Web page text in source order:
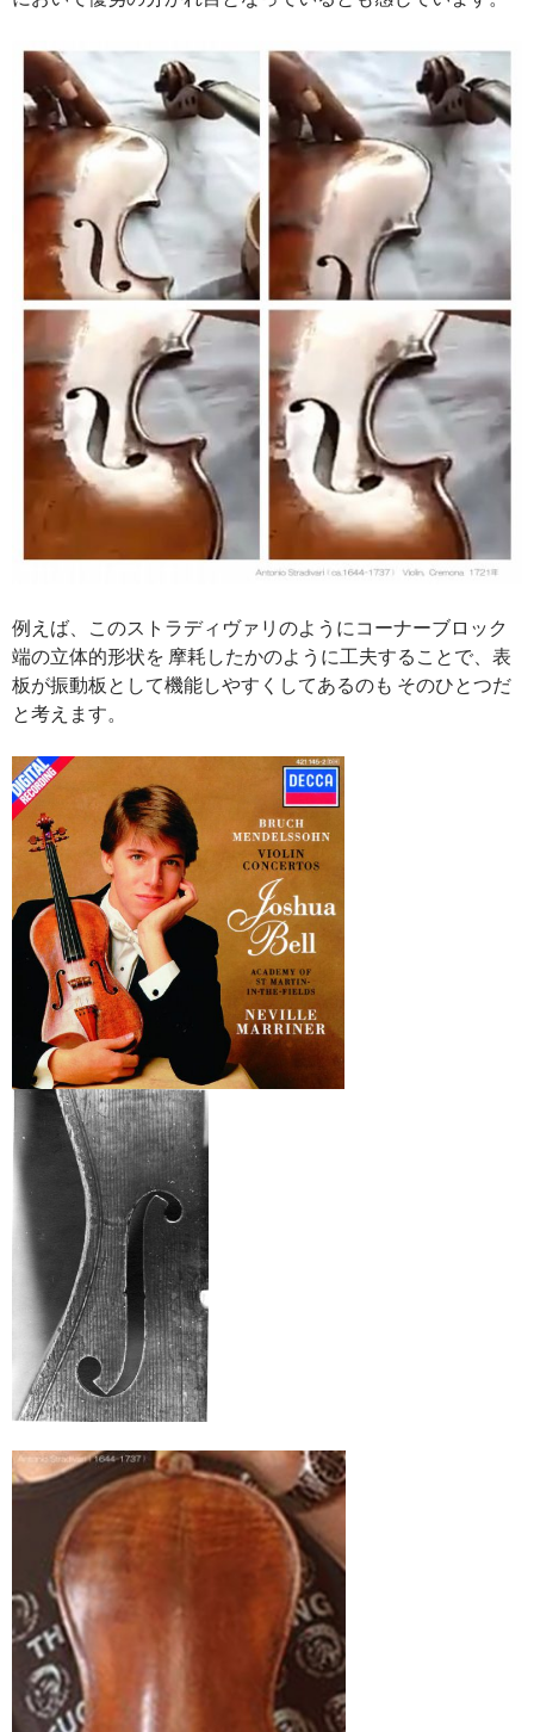
例えば、このストラディヴァリのようにコーナーブロック
端の立体的形状を 摩耗したかのように工夫することで、表
板が振動板として機能しやすくしてあるのも そのひとつだ
と考えます。